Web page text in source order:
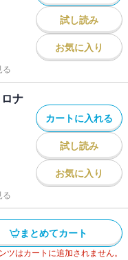
試し読み
お気に入り
る
ナ
カートに入れる
試し読み
お気に入り
る
まとめてカート
はカートに追加されません。